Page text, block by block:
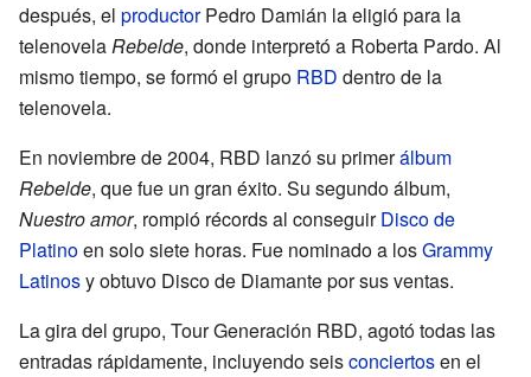
después, el productorPedro Damián la eligió para la
telenovelaRebelde, donde interpretó a Roberta Pardo. Al
mismo tiempo, se formó el grupo RBD dentro de la
telenovela.
En noviembre de 2004, RBD lanzó su primerálbum
Rebelde, que fue un gran éxito. Su segundo álbum,
Nuestro amor, rompió récords al conseguirDisco de
Platinoen solo siete horas. Fue nominado a losGrammy
Latinosy obtuvo Disco de Diamante por sus ventas.
La gira del grupo, Tour Generación RBD, agotó todas las
entradas rápidamente, incluyendo seisconciertosen el